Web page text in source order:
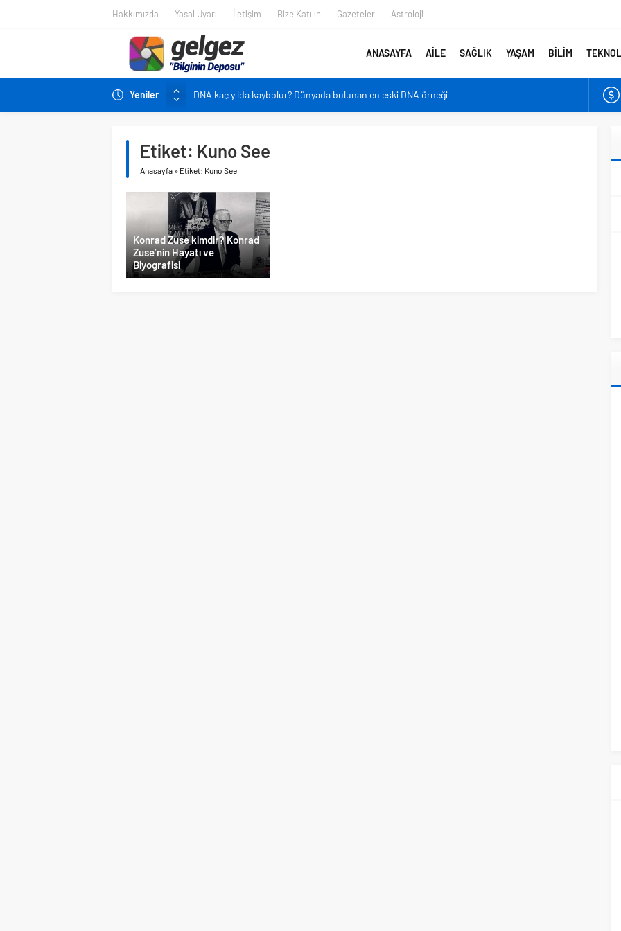
Hakkımızda Yasal Uyarı İletişim Bize Katılın Gazeteler Astroloji
ANASAYFA AİLE SAĞLIK YAŞAM BİLİM
Yeniler
DNA kaç yılda kaybolur? Dünyada bulunan en eski DNA örneği
Pandemi bebekleri neden diğer bebeklerden farklı?
Siyah çay içmek ölüm riskini azaltıyor
Çocukların boyu artık önceden belirlenebilecek
Etiket: Kuno See
Anasayfa » Etiket: Kuno See
Konrad Zuse kimdir? Konrad
Zuse’nin Hayatı ve
Biyografisi